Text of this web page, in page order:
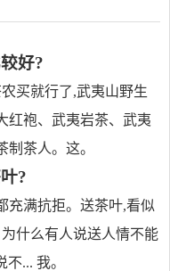
好?
买就行了,武夷山野生
红袍、武夷岩茶、武夷
茶人。这。
?
充满抗拒。送茶叶,看似
什么有人说送人情不能
... 我。